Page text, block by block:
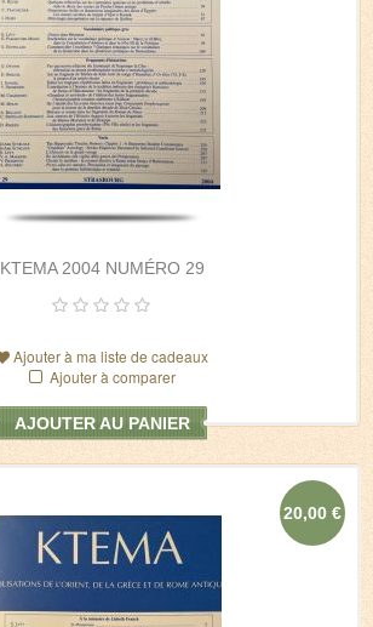
KTEMA 2004 NUMÉRO 29
Ajouter à ma liste de cadeaux
Ajouter à comparer
AJOUTER AU PANIER
20,00 €